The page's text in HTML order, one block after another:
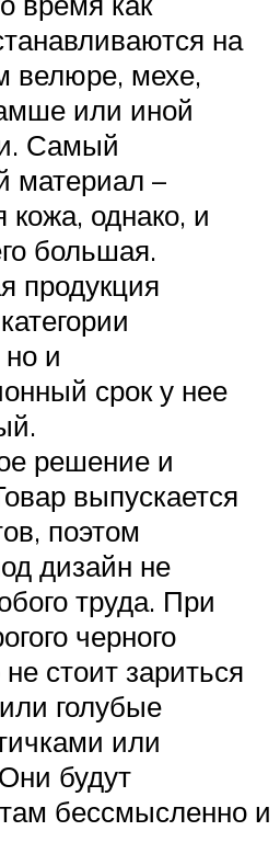
на
велюре, мехе,
или иной
Самый
материал –
кожа, однако, и
большая.
продукция
и
срок у нее
решение и
выпускается
поэтом
дизайн не
труда. При
черного
стоит зариться
голубые
или
будут
бессмысленно и